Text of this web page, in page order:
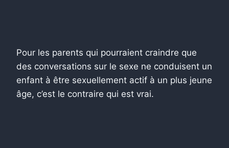
Pour les parents qui pourraient craindre que
des conversations sur le sexe ne conduisent un
enfant à être sexuellement actif à un plus jeune
âge, c’est le contraire qui est vrai.